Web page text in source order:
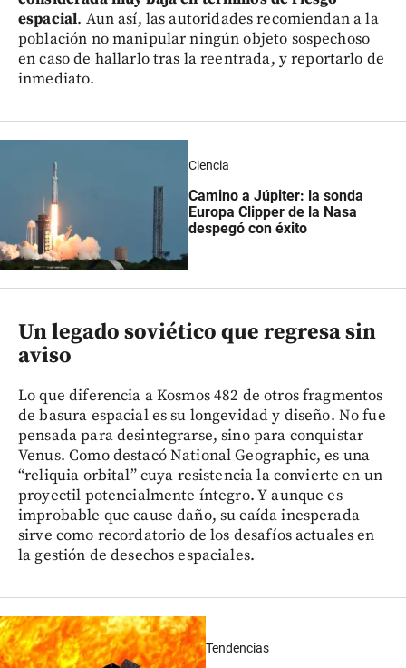
espacial. Aun así, las autoridades recomiendan a la
población no manipular ningún objeto sospechoso
en caso de hallarlo tras la reentrada, y reportarlo de
inmediato.
Ciencia
Camino a Júpiter: la sonda
Europa Clipper de la Nasa
despegó con éxito
Un legado soviético que regresa sin
aviso
Lo que diferencia a Kosmos 482 de otros fragmentos
de basura espacial es su longevidad y diseño. No fue
pensada para desintegrarse, sino para conquistar
Venus. Como destacó National Geographic, es una
“reliquia orbital” cuya resistencia la convierte en un
proyectil potencialmente íntegro. Y aunque es
improbable que cause daño, su caída inesperada
sirve como recordatorio de los desafíos actuales en
la gestión de desechos espaciales.
Tendencias